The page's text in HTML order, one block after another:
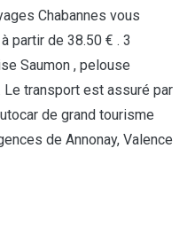
Chabannes vous
partir de 38.50 € . 3
Saumon , pelouse
transport est assuré par
de grand tourisme
de Annonay, Valence